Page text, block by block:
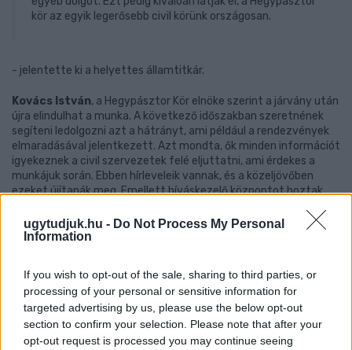
ugytudjuk.hu - Do Not Process My Personal
Information
If you wish to opt-out of the sale, sharing to third parties, or
processing of your personal or sensitive information for
targeted advertising by us, please use the below opt-out
section to confirm your selection. Please note that after your
opt-out request is processed you may continue seeing
kör az egyik legerősebb civil körünk országosan.
- jelentette ki a helyettes államtitkár.
Kovács István, a Hegypásztor Kör elnöke szerint a járvány után
újra elindulhat a munka. A következő időszakban szeretnének
segíteni ledolgozni azt a hátrányt, ami például a rendezvények
elmaradásával jelentkezett. Azt mondta, ők minden információt
igyekeznek a civil szervezetek felé eljuttatni, ami érdekes a
munkájuk során. Ebben hírleveleik vannak, és a közeljövőben
ezeket újítanák meg. Emellett híváskezelő központot hoztak
Képzésekkel is próbálnak segítséget nyújtani az érdeklődőknek,
Olyan közösségi alapon szerveződő hálózatos civil
kezdeményezéseket segítünk, ami akár egy szervezettől
is indulhat, de partnereket keres már szervezetek vagy